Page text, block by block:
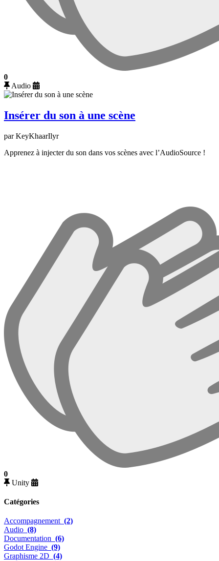
0
Audio
Insérer du son à une scène
par KeyKhaarIlyr
Apprenez à injecter du son dans vos scènes avec l’AudioSource !
0
Unity
Catégories
Accompagnement (2)
Audio (8)
Documentation (6)
Godot Engine (9)
Graphisme 2D (4)